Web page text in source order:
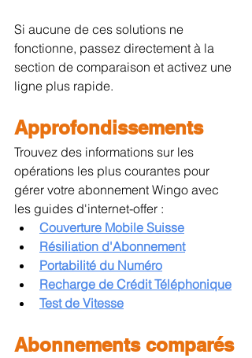
Si aucune de ces solutions ne
fonctionne, passez directement à la
section de comparaison et activez une
ligne plus rapide.
Approfondissements
Trouvez des informations sur les
opérations les plus courantes pour
gérer votre abonnement Wingo avec
les guides d'internet-offer :
Couverture Mobile Suisse
Résiliation d'Abonnement
Portabilité du Numéro
Recharge de Crédit Téléphonique
Test de Vitesse
Abonnements comparés